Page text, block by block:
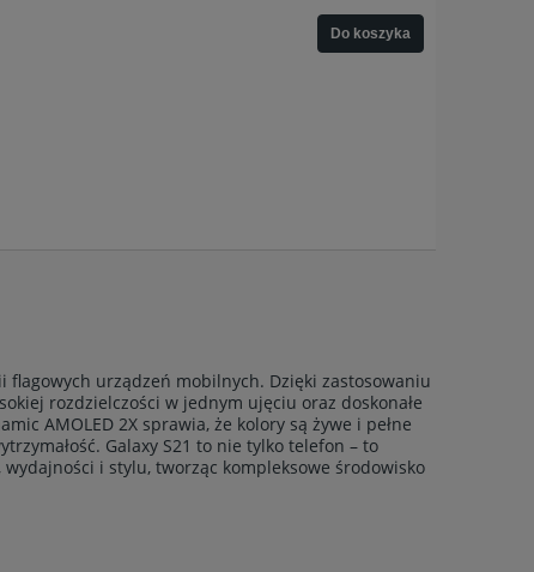
Do koszyka
urządzeń mobilnych. Dzięki zastosowaniu
rozdzielczości w jednym ujęciu oraz doskonałe
AMOLED 2X sprawia, że kolory są żywe i pełne
Galaxy S21 to nie tylko telefon – to
i stylu, tworząc kompleksowe środowisko